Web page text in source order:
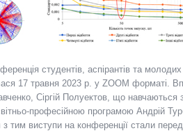
студентів, аспірантів та
17 травня 2023 р. у ZOOM форматі.
Сіргій Полуектов, що навчаються
професійною програмою Андрій
тим виступи на конференції стали